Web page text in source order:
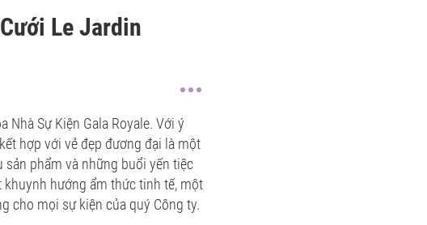
Le Jardin
Nhà Sự Kiện Gala Royale. Với ý
hợp với vẻ đẹp đương đại là một
phẩm và những buổi yến tiệc
hướng ẩm thức tinh tế, một
cho mọi sự kiện của quý Công ty.